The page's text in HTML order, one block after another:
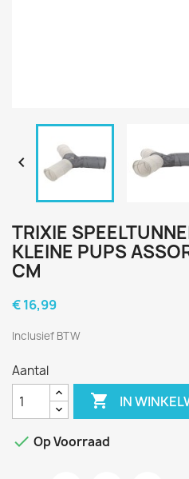

TRIXIE
KLEINE PUPS
CM
€ 16,99
Inclusief BTW
Aantal
 IN
 Op Voorraad